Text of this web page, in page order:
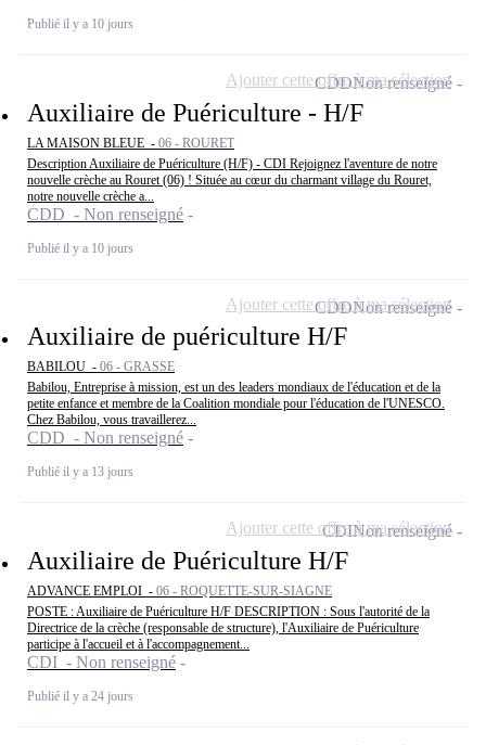
Publié il y a 10 jours
Auxiliaire de Puériculture - H/F
LA MAISON BLEUE - 06 - ROURET
Description Auxiliaire de Puériculture (H/F) - CDI Rejoignez l'aventure de notre
nouvelle crèche au Rouret (06) ! Située au cœur du charmant village du Rouret,
notre nouvelle crèche a...
CDD - Non renseigné
Publié il y a 10 jours
CDDNon renseigné
Ajouter cette offre à ma sélection
Auxiliaire de puériculture H/F
BABILOU - 06 - GRASSE
Babilou, Entreprise à mission, est un des leaders mondiaux de l'éducation et de la
petite enfance et membre de la Coalition mondiale pour l'éducation de l'UNESCO.
Chez Babilou, vous travaillerez...
CDD - Non renseigné
Publié il y a 13 jours
CDDNon renseigné
Ajouter cette offre à ma sélection
Auxiliaire de Puériculture H/F
ADVANCE EMPLOI - 06 - ROQUETTE-SUR-SIAGNE
POSTE : Auxiliaire de Puériculture H/F DESCRIPTION : Sous l'autorité de la
Directrice de la crèche (responsable de structure), l'Auxiliaire de Puériculture
participe à l'accueil et à l'accompagnement...
CDI - Non renseigné
Publié il y a 24 jours
CDINon renseigné
Ajouter cette offre à ma sélection